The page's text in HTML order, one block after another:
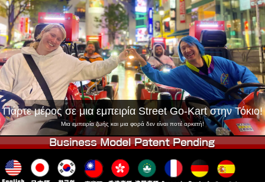
Εταιρεία Κράτηση
Αλλαγή Καταστήματος
Τόκιο Σινάγαουα #1 Τόκιο Ακίχαμπαρα #1
Τόκιο Ακίχαμπαρα #2 Τόκιο Σιμπούγια
Τόκιο Σιμπούγια Annex Τόκιο Κόλπος
Τόκιο Ασακούσα Οσάκα
Οκινάουα
Πάρτε μέρος σε μια εμπειρία Street Go-Kart στην Τόκιο!
Μια εμπειρία ζωής και μια φορά δεν είναι ποτέ αρκετή!